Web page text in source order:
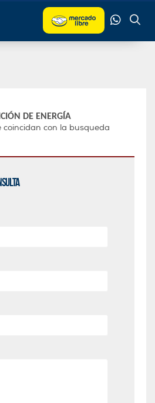
DE ENERGÍA
con la busqueda